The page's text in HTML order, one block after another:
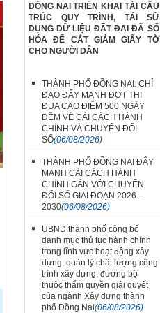
ĐỒNG NAI TRIỂN KHAI TÁI CẤU
TRÚC QUY TRÌNH, TÁI SỬ
DỤNG DỮ LIỆU ĐẤT ĐAI ĐÃ SỐ
HÓA ĐỂ CẮT GIẢM GIẤY TỜ
CHO NGƯỜI DÂN
THÀNH PHỐ ĐỒNG NAI: CHỈ
ĐẠO ĐẨY MẠNH ĐỢT THI
ĐUA CAO ĐIỂM 500 NGÀY
ĐÊM VỀ CẢI CÁCH HÀNH
CHÍNH VÀ CHUYỂN ĐỔI
SỐ(06/08/2026)
THÀNH PHỐ ĐỒNG NAI ĐẨY
MẠNH CẢI CÁCH HÀNH
CHÍNH GẮN VỚI CHUYỂN
ĐỔI SỐ GIAI ĐOẠN 2026 –
2030(06/08/2026)
UBND thành phố công bố
danh mục thủ tục hành chính
trong lĩnh vực hoạt động xây
dựng, quản lý chất lượng công
trình xây dựng, đường bộ
thuộc thẩm quyền giải quyết
của ngành Xây dựng thành
phố Đồng Nai(06/08/2026)